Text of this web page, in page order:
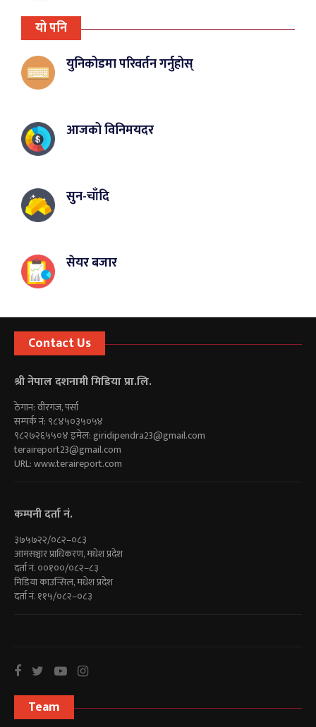
यो पनि
युनिकोडमा परिवर्तन गर्नुहोस्
आजको विनिमयदर
सुन-चाँदि
सेयर बजार
Contact Us
श्री नेपाल दशनामी मिडिया प्रा.लि.
ठेगान: वीरगंज, पर्सा
सम्पर्क नं: ९८४५०३५०५४
९८२७२६५५०४ इमेल:giridipendra23@gmail.com
teraireport23@gmail.com
URL: www.teraireport.com
कम्पनी दर्ता नं.
३७५७२२/०८२–०८३
आमसञ्चार प्राधिकरण, मधेश प्रदेश
दर्ता नं. ००१००/०८२–८३
मिडिया काउन्सिल, मधेश प्रदेश
दर्ता नं. ११५/०८२–०८३
Team